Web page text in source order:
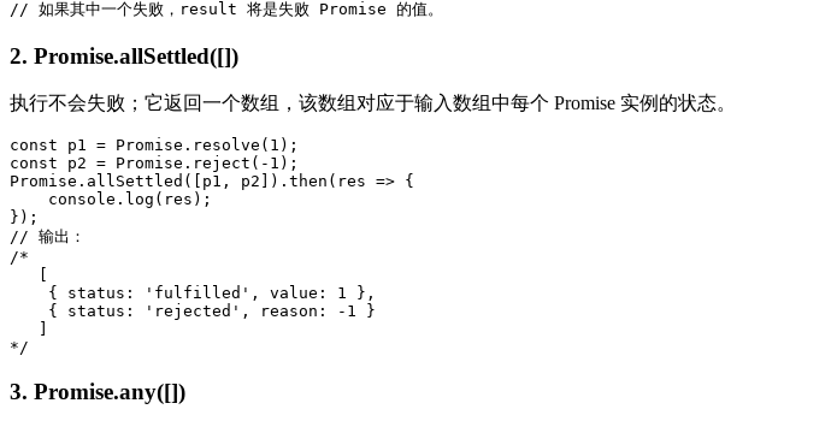
2. Promise.allSettled([])
执行不会失败；它返回一个数组，该数组对应于输入数组中每个 Promise 实例的状态。
const p1 = Promise.resolve(1);
const p2 = Promise.reject(-1);
Promise.allSettled([p1, p2]).then(res => {
console.log(res);
});
// 输出：
/*
{ status: 'fulfilled', value: 1 },
{ status: 'rejected', reason: -1 }
3. Promise.any([])